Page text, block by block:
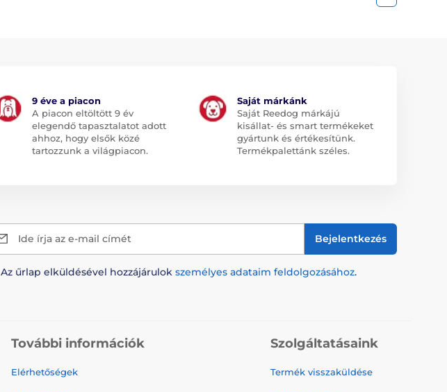
9 éve a piacon
A piacon eltöltött 9 év
elegendő tapasztalatot adott
ahhoz, hogy elsők közé
tartozzunk a világpiacon.
Saját márkánk
Saját Reedog márkájú
kisállat- és smart termékeket
gyártunk és értékesítünk.
Termékpalettánk széles.
Ide írja az e-mail címét Bejelentkezés
Az űrlap elküldésével hozzájárulok személyes adataim feldolgozásához.
További információk
Elérhetőségek
Szolgáltatásaink
Termék visszaküldése